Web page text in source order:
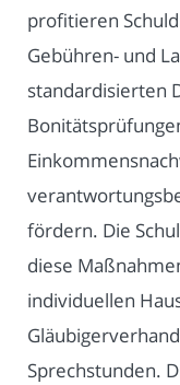
profitieren
Gebühren- und
standardisierten
fördern. Die
diese
individuellen
Sprechstunden.